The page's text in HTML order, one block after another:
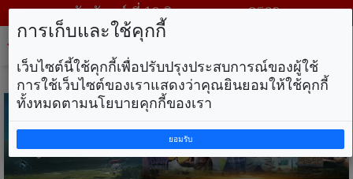
วันจันทร์ ที่ 10 สิงหาคม พ.ศ. 2569
การเก็บและใช้คุกกี้
เว็บไซต์นี้ใช้คุกกี้เพื่อปรับปรุงประสบการณ์ของผู้ใช้
การใช้เว็บไซต์ของเราแสดงว่าคุณยินยอมให้ใช้คุกกี้
ทั้งหมดตามนโยบายคุกกี้ของเรา
ยอมรับ